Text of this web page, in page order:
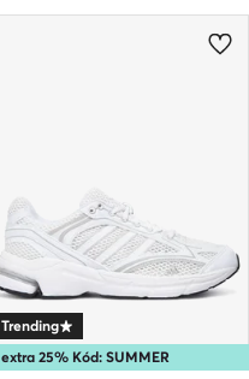
extra 25% Kód: SUMMER
Trending